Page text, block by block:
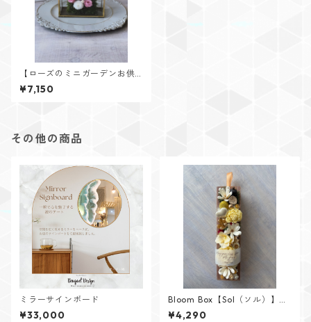
【ローズのミニガーデンお供
え用】pink×purple
¥7,150
その他の商品
ミラーサインボード
¥33,000
Bloom Box【Sol（ソル）】メ
ッセージカード付けられます✨
¥4,290